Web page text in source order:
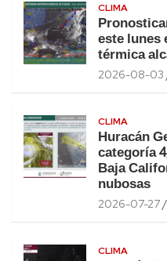
CLIMA
este lunes
térmica
2026-08-03
CLIMA
Huracán
categoría
Baja
nubosas
2026-07-27
CLIMA